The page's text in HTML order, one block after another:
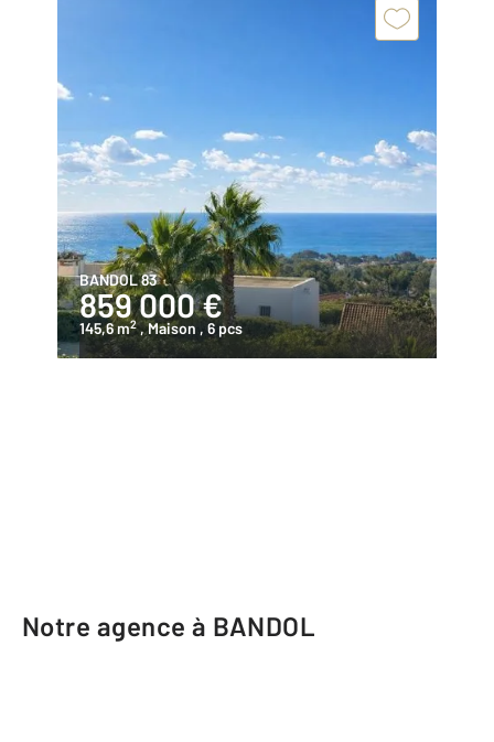
BANDOL 83
859 000 €
145,6 m2 , Maison , 6 pcs
Notre agence à BANDOL